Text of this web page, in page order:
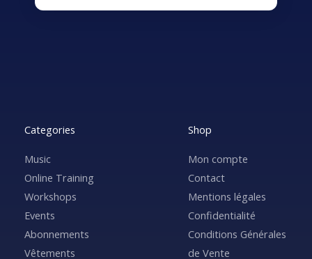
Categories
Music
Online Training
Workshops
Events
Abonnements
Vêtements
Shop
Mon compte
Contact
Mentions légales
Confidentialité
Conditions Générales
de Vente